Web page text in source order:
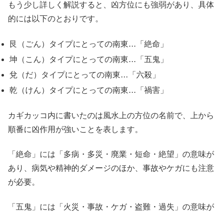
もう少し詳しく解説すると、凶方位にも強弱があり、具体
的には以下のとおりです。
艮（ごん）タイプにとっての南東…「絶命」
坤（こん）タイプにとっての南東…「五鬼」
兌（だ）タイプにとっての南東…「六殺」
乾（けん）タイプにとっての南東…「禍害」
カギカッコ内に書いたのは風水上の方位の名前で、上から
順番に凶作用が強いことを表します。
「絶命」には「多病・多災・廃業・短命・絶望」の意味が
あり、病気や精神的ダメージのほか、事故やケガにも注意
が必要。
「五鬼」には「火災・事故・ケガ・盗難・過失」の意味が